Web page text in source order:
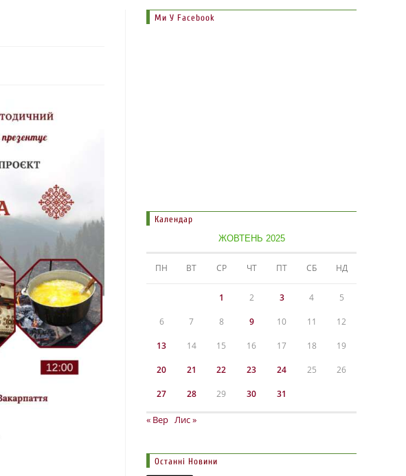
Ми У Facebook
Календар
ЖОВТЕНЬ 2025
ПН ВТ СР ЧТ ПТ СБ НД
1 2 3 4 5
6 7 8 9 10 11 12
13 14 15 16 17 18 19
20 21 22 23 24 25 26
27 28 29 30 31
« Вер Лис »
Останні Новини